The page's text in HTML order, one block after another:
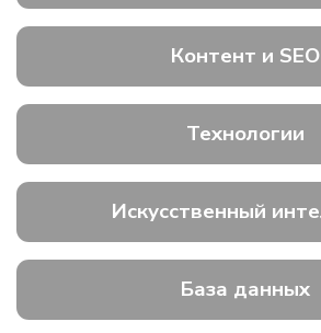
Контент и SEO
Технологии
Искусственный
База данных